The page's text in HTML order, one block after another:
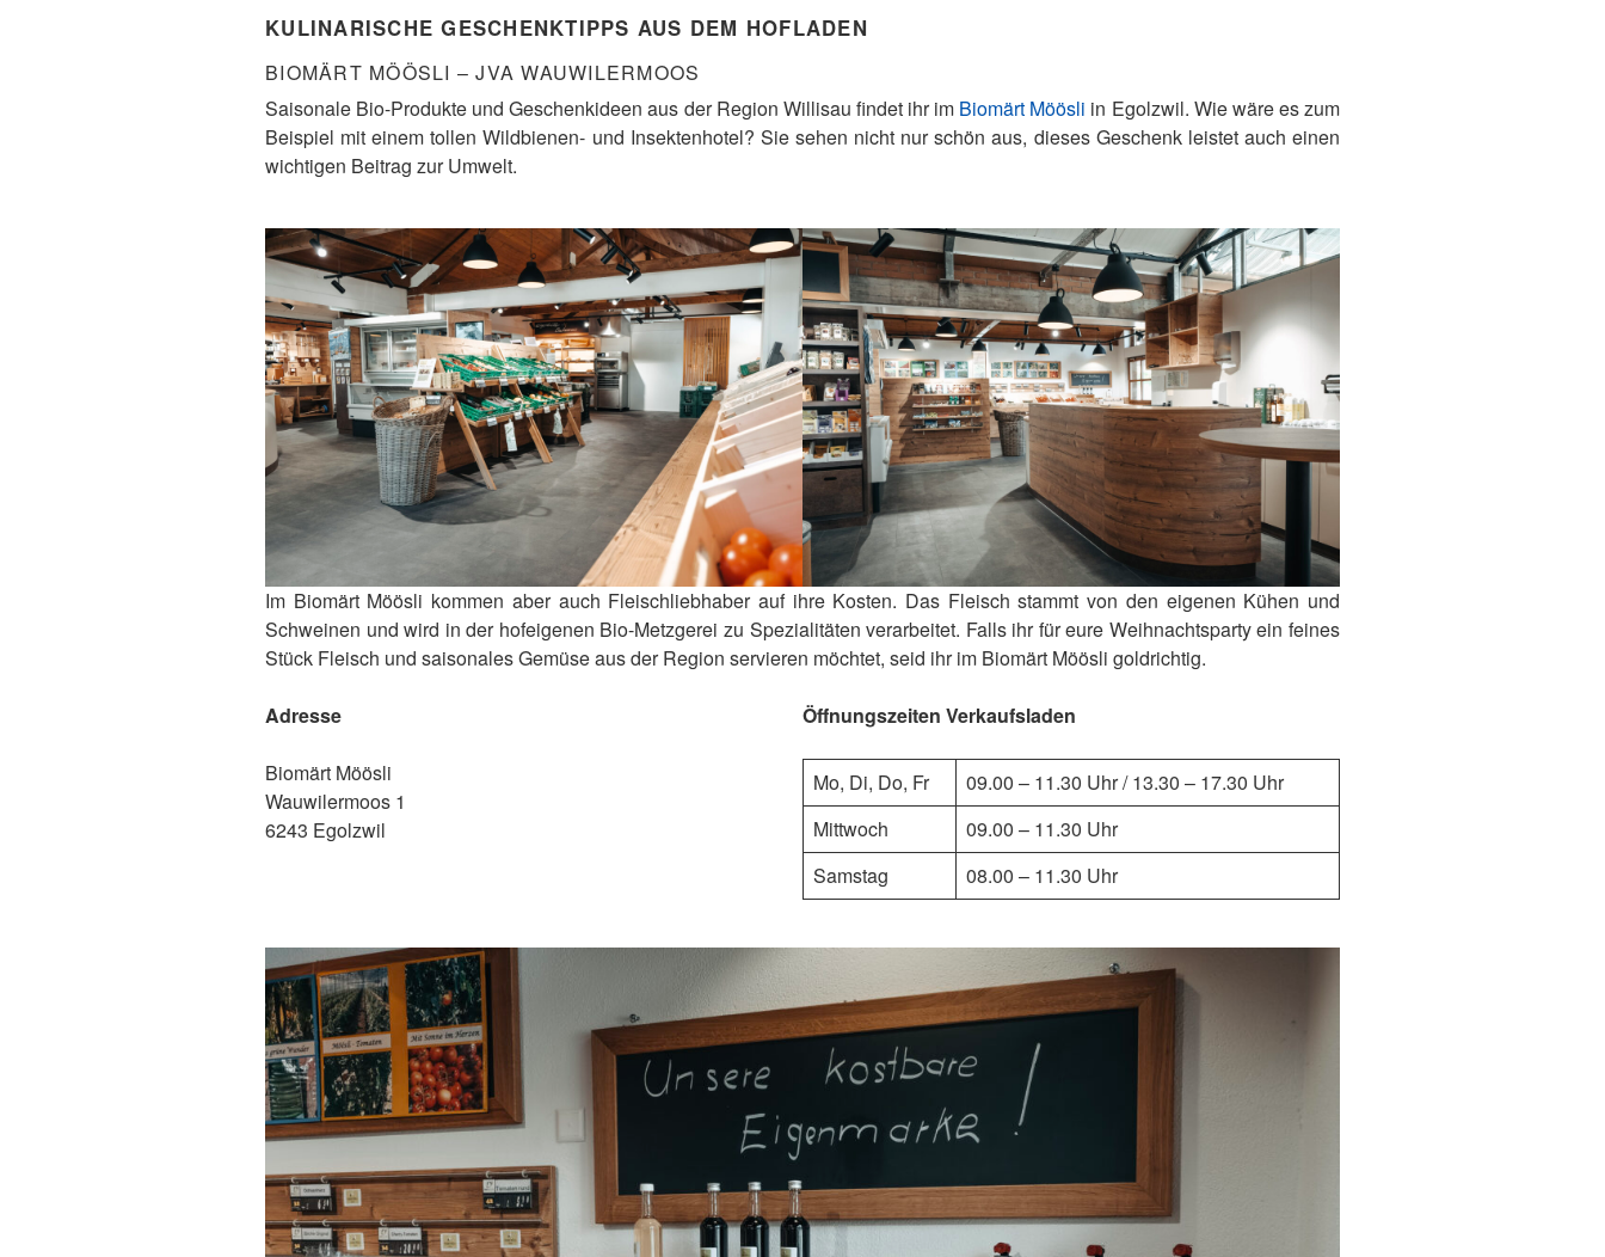
KULINARISCHE GESCHENKTIPPS AUS DEM HOFLADEN
BIOMÄRT MÖÖSLI – JVA WAUWILERMOOS
Saisonale Bio-Produkte und Geschenkideen aus der Region Willisau findet ihr im Biomärt Möösli in Egolzwil. Wie wäre es zum
Beispiel mit einem tollen Wildbienen- und Insektenhotel? Sie sehen nicht nur schön aus, dieses Geschenk leistet auch einen
wichtigen Beitrag zur Umwelt.
Im Biomärt Möösli kommen aber auch Fleischliebhaber auf ihre Kosten. Das Fleisch stammt von den eigenen Kühen und
Schweinen und wird in der hofeigenen Bio-Metzgerei zu Spezialitäten verarbeitet. Falls ihr für eure Weihnachtsparty ein feines
Stück Fleisch und saisonales Gemüse aus der Region servieren möchtet, seid ihr im Biomärt Möösli goldrichtig.
Adresse
Biomärt Möösli
Wauwilermoos 1
6243 Egolzwil
Öffnungszeiten Verkaufsladen
Mo, Di, Do, Fr
09.00 – 11.30 Uhr / 13.30 – 17.30 Uhr
Mittwoch
09.00 – 11.30 Uhr
Samstag
08.00 – 11.30 Uhr